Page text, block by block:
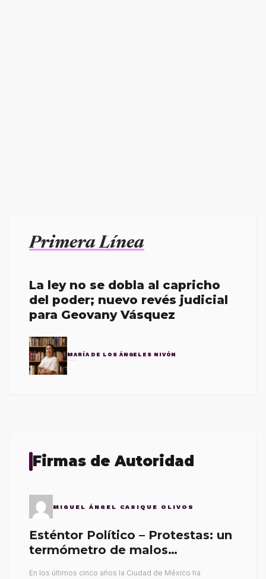
Primera Línea
La ley no se dobla al capricho
del poder; nuevo revés judicial
para Geovany Vásquez
MARÍA DE LOS ÁNGELES NIVÓN
Firmas de Autoridad
MIGUEL ÁNGEL CASIQUE OLIVOS
Esténtor Político – Protestas: un
termómetro de malos
En los últimos cinco años la Ciudad de México ha